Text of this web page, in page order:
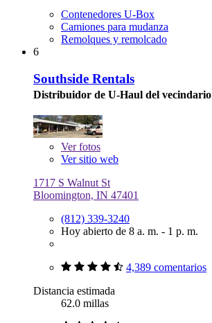
Contenedores U-Box
Camiones para mudanza
Remolques y remolcado
6
Southside Rentals
Distribuidor de U-Haul del vecindario
Verfotos
Ver sitio web
1717 S Walnut St
Bloomington, IN 47401
(812) 339-3240
Hoy abierto de 8 a. m. - 1 p. m.
4,389 comentarios
Distancia estimada
62.0 millas